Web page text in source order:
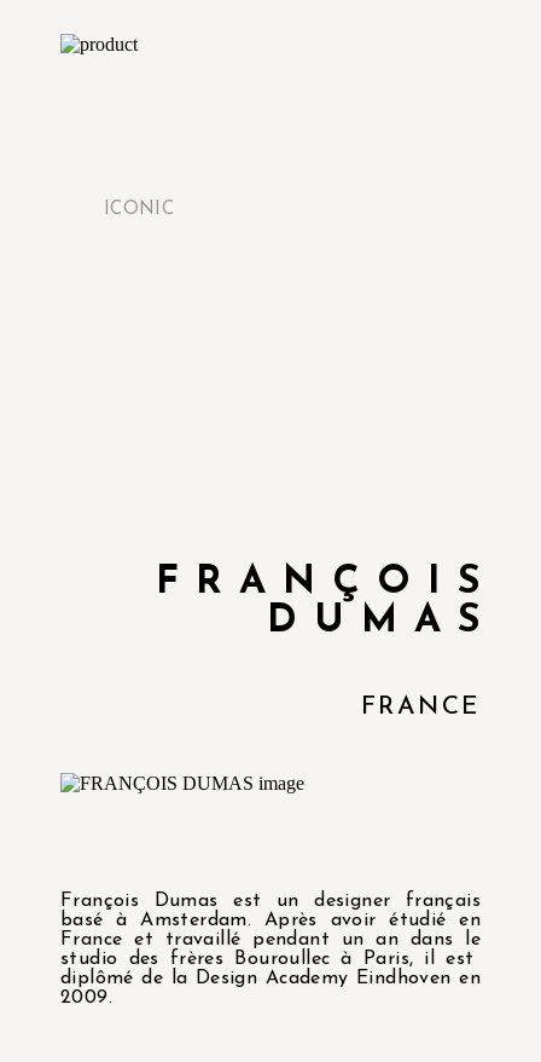
ICONIC
FRANÇOIS
DUMAS
FRANCE
François Dumas est un designer français
basé à Amsterdam. Après avoir étudié en
France et travaillé pendant un an dans le
studio des frères Bouroullec à Paris, il est
diplômé de la Design Academy Eindhoven en
2009.